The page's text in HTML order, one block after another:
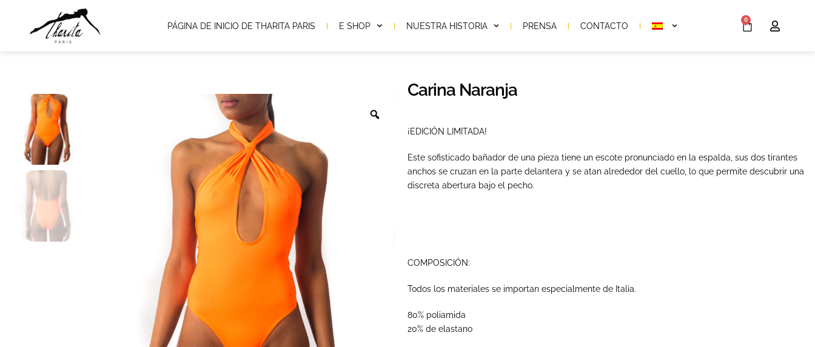
PÁGINA DE INICIO DE THARITA PARIS E SHOP NUESTRA HISTORIA PRENSA CONTACTO
0
Carina Naranja
¡EDICIÓN LIMITADA!
Este sofisticado bañador de una pieza tiene un escote pronunciado en la espalda, sus dos tirantes
anchos se cruzan en la parte delantera y se atan alrededor del cuello, lo que permite descubrir una
discreta abertura bajo el pecho.
COMPOSICIÓN:
Todos los materiales se importan especialmente de Italia.
80% poliamida
20% de elastano